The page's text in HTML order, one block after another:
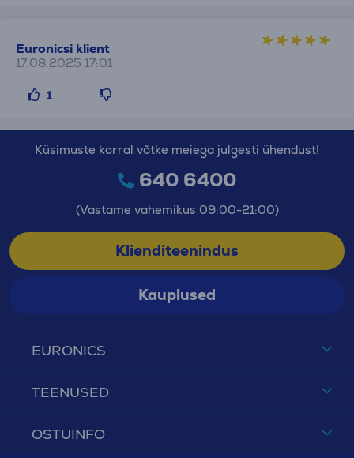
Euronicsi klient
17.08.2025 17:01
1
EURONICS
TEENUSED
OSTUINFO
Küsimuste korral võtke meiega julgesti ühendust!
640 6400
(Vastame vahemikus 09:00-21:00)
Klienditeenindus
Kauplused